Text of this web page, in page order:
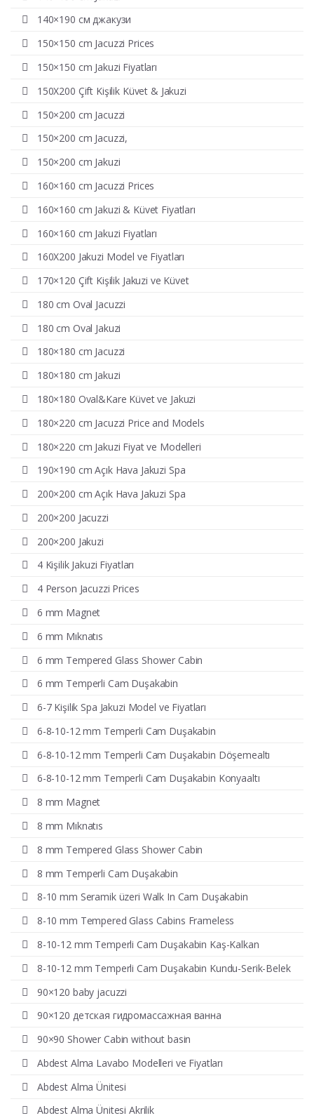
140×190 см джакузи
150×150 cm Jacuzzi Prices
150×150 cm Jakuzi Fiyatları
150X200 Çift Kişilik Küvet & Jakuzi
150×200 cm Jacuzzi
150×200 cm Jacuzzi,
150×200 cm Jakuzi
160×160 cm Jacuzzi Prices
160×160 cm Jakuzi & Küvet Fiyatları
160×160 cm Jakuzi Fiyatları
160X200 Jakuzi Model ve Fiyatları
170×120 Çift Kişilik Jakuzi ve Küvet
180 cm Oval Jacuzzi
180 cm Oval Jakuzi
180×180 cm Jacuzzi
180×180 cm Jakuzi
180×180 Oval&Kare Küvet ve Jakuzi
180×220 cm Jacuzzi Price and Models
180×220 cm Jakuzi Fiyat ve Modelleri
190×190 cm Açık Hava Jakuzi Spa
200×200 cm Açık Hava Jakuzi Spa
200×200 Jacuzzi
200×200 Jakuzi
4 Kişilik Jakuzi Fiyatları
4 Person Jacuzzi Prices
6 mm Magnet
6 mm Mıknatıs
6 mm Tempered Glass Shower Cabin
6 mm Temperli Cam Duşakabin
6-7 Kişilik Spa Jakuzi Model ve Fiyatları
6-8-10-12 mm Temperli Cam Duşakabin
6-8-10-12 mm Temperli Cam Duşakabin Döşemealtı
6-8-10-12 mm Temperli Cam Duşakabin Konyaaltı
8 mm Magnet
8 mm Mıknatıs
8 mm Tempered Glass Shower Cabin
8 mm Temperli Cam Duşakabin
8-10 mm Seramik üzeri Walk In Cam Duşakabin
8-10 mm Tempered Glass Cabins Frameless
8-10-12 mm Temperli Cam Duşakabin Kaş-Kalkan
8-10-12 mm Temperli Cam Duşakabin Kundu-Serik-Belek
90×120 baby jacuzzi
90×120 детская гидромассажная ванна
90×90 Shower Cabin without basin
Abdest Alma Lavabo Modelleri ve Fiyatları
Abdest Alma Ünitesi
Abdest Alma Ünitesi Akrilik